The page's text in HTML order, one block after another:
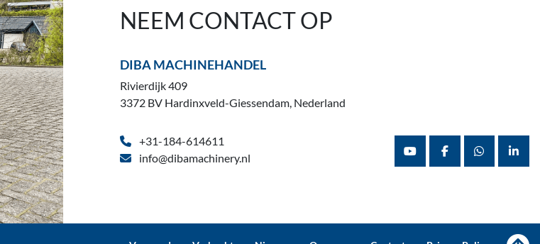
NEEM CONTACT OP
DIBA MACHINEHANDEL
Rivierdijk 409
3372 BV Hardinxveld-Giessendam, Nederland
+31-184-614611
info@dibamachinery.nl
youtubefacebookwhatsapp